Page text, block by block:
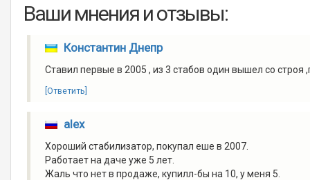
Ваши мнения и отзывы:
Константин Днепр
Ставил первые в 2005 , из 3 стабов один вышел со
[Ответить]
alex
Хороший стабилизатор, покупал еше в 2007.
Работает на даче уже 5 лет.
Жаль что нет в продаже, купилл-бы на 10, у меня 5.